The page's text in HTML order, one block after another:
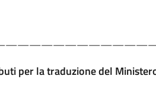
per la traduzione del